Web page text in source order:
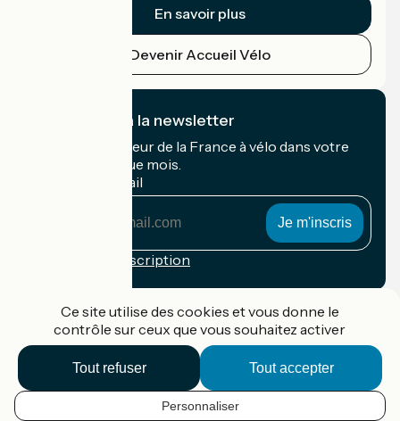
FR
En savoir plus
Devenir Accueil Vélo
Je m'abonne à la newsletter
Recevez le meilleur de la France à vélo dans votre
boîte mail chaque mois.
Mon adresse mail
Conditions d'inscription
Accueil Vélo Pro
Contact
Mentions légales
Ce site utilise des cookies et vous donne le
contrôle sur ceux que vous souhaitez activer
Tout accepter
Tout refuser
Personnaliser